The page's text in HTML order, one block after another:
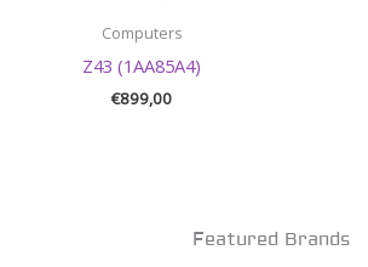
Computers
Z43 (1AA85A4)
€899,00
Featured Brands